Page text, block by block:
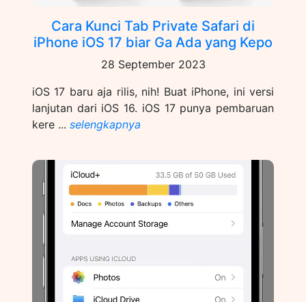
Cara Kunci Tab Private Safari di
iPhone iOS 17 biar Ga Ada yang Kepo
28 September 2023
iOS 17 baru aja rilis, nih! Buat iPhone, ini versi
lanjutan dari iOS 16. iOS 17 punya pembaruan
kere ... selengkapnya